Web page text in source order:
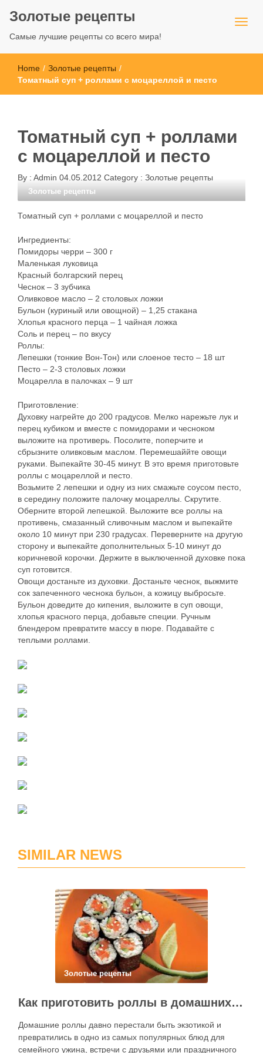
Золотые рецепты
Самые лучшие рецепты со всего мира!
Home / Золотые рецепты /
Томатный суп + роллами с моцареллой и песто
Томатный суп + роллами
с моцареллой и песто
By : Admin 04.05.2012 Category : Золотые рецепты
Золотые рецепты
Томатный суп + роллами с моцареллой и песто
Ингредиенты:
Помидоры черри – 300 г
Маленькая луковица
Красный болгарский перец
Чеснок – 3 зубчика
Оливковое масло – 2 столовых ложки
Бульон (куриный или овощной) – 1,25 стакана
Хлопья красного перца – 1 чайная ложка
Соль и перец – по вкусу
Роллы:
Лепешки (тонкие Вон-Тон) или слоеное тесто – 18 шт
Песто – 2-3 столовых ложки
Моцарелла в палочках – 9 шт
Приготовление:
Духовку нагрейте до 200 градусов. Мелко нарежьте лук и
перец кубиком и вместе с помидорами и чесноком
выложите на противерь. Посолите, поперчите и
сбрызните оливковым маслом. Перемешаййте овощи
руками. Выпекайте 30-45 минут. В это время приготовьте
роллы с моцареллой и песто.
Возьмите 2 лепешки и одну из них смажьте соусом песто,
в середину положите палочку моцареллы. Скрутите.
Оберните второй лепешкой. Выложите все роллы на
противень, смазанный сливочным маслом и выпекайте
около 10 минут при 230 градусах. Переверните на другую
сторону и выпекайте дополнительных 5-10 минут до
коричневой корочки. Держите в выключенной духовке пока
суп готовится.
Овощи достаньте из духовки. Достаньте чеснок, выжмите
сок запеченного чеснока бульон, а кожицу выбросьте.
Бульон доведите до кипения, выложите в суп овощи,
хлопья красного перца, добавьте специи. Ручным
блендером превратите массу в пюре. Подавайте с
теплыми роллами.
SIMILAR NEWS
Золотые рецепты
Как приготовить роллы в домашних условиях?
Домашние роллы давно перестали быть экзотикой и
превратились в одно из самых популярных блюд для
семейного ужина, встречи с друзьями или праздничного